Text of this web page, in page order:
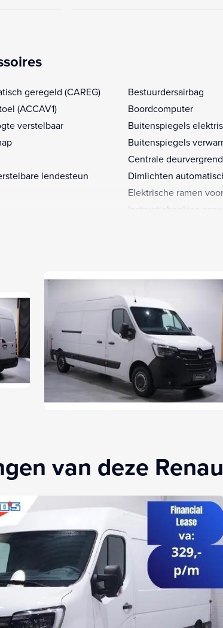
geregeld (CAREG)
(ACCAV1)
verstelbaar
lendesteun
Bestuurdersairbag
Boordcomputer
Buitenspiegels
Buitenspiegels
Centrale
Dimlichten
Elektrische ramen voor
Instructieboekjes
Pack Driving (PKSGA3)
Pack MediaNav
van deze